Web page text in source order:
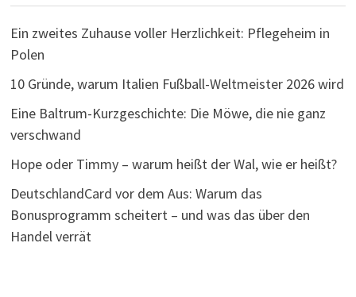
Ein zweites Zuhause voller Herzlichkeit: Pflegeheim in
Polen
10 Gründe, warum Italien Fußball-Weltmeister 2026 wird
Eine Baltrum-Kurzgeschichte: Die Möwe, die nie ganz
verschwand
Hope oder Timmy – warum heißt der Wal, wie er heißt?
DeutschlandCard vor dem Aus: Warum das
Bonusprogramm scheitert – und was das über den
Handel verrät